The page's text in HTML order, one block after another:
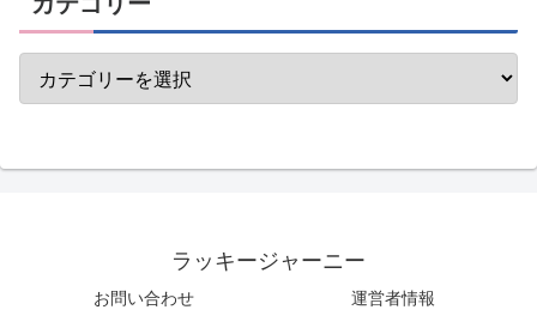
ラッキージャーニー
お問い合わせ
運営者情報